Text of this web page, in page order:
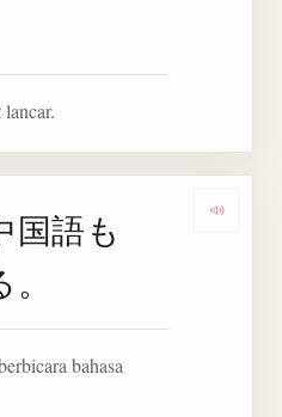
国語も
bahasa